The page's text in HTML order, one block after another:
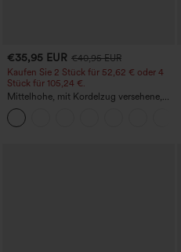
€35,95 EUR €40,95 EUR
Kaufen Sie 2 Stück für 52,62 € oder 4
Stück für 105,24 €.
Mittelhohe, mit Kordelzug versehene,
schnelltrocknende Golfhose mit schmal
zulaufendem Schnitt, abgerundetem
Saum und Taschen – UPF 40+